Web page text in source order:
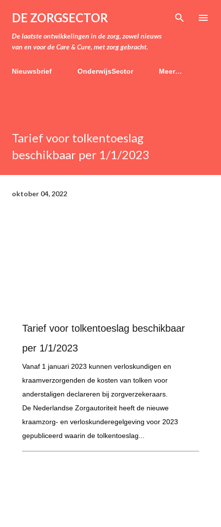
Doorgaan naar hoofdcontent
DE ZORGSECTOR
De laatste ontwikkelingen in de zorg, zowel nieuws
van en voor de Care & Cure, met zorg gebracht.
Nieuwsbrief OnderwijsSector Meer…
Tarief voor tolkentoeslag
beschikbaar per 1/1/2023
oktober 04, 2022
Tarief voor tolkentoeslag beschikbaar
per 1/1/2023
Vanaf 1 januari 2023 kunnen verloskundigen en
kraamverzorgenden de kosten van tolken voor
anderstaligen declareren bij zorgverzekeraars.
De Nederlandse Zorgautoriteit heeft de nieuwe
kraamzorg- en verloskunderegelgeving voor 2023
gepubliceerd waarin de tolkentoeslag...